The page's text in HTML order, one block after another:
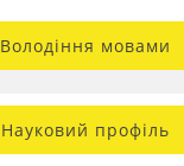
Володіння мовами
Науковий профіль